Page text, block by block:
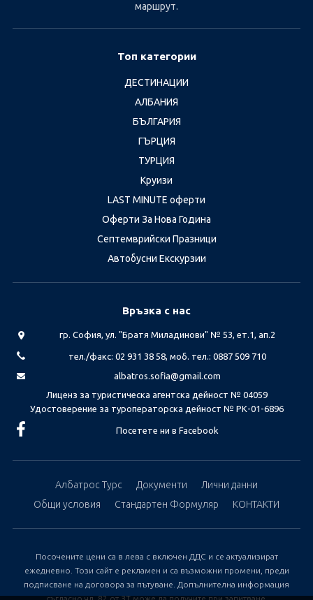
маршрут.
Топ категории
ДЕСТИНАЦИИ
АЛБАНИЯ
БЪЛГАРИЯ
ГЪРЦИЯ
ТУРЦИЯ
Круизи
LAST MINUTE оферти
Оферти За Нова Година
Септемврийски Празници
Автобусни Екскурзии
Връзка с нас
гр. София, ул. "Братя Миладинови" № 53, ет.1, ап.2
тел./факс: 02 931 38 58, моб. тел.: 0887 509 710
albatros.sofia@gmail.com
Лиценз за туристическа агентска дейност № 04059
Удостоверение за туроператорска дейност № РК-01-6896
Посетете ни в Facebook
Албатрос Турс Документи
Лични данни
Общи условия
Стандартен Формуляр КОНТАКТИ
Посочените цени са в лева с включен ДДС и се актуализират
ежедневно. Този сайт е рекламен и са възможни промени, преди
подписване на договора за пътуване. Допълнителна информация